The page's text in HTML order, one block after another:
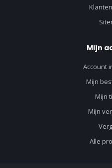
Mijn
Account
Mijn
Mijn
Mijn
Alle